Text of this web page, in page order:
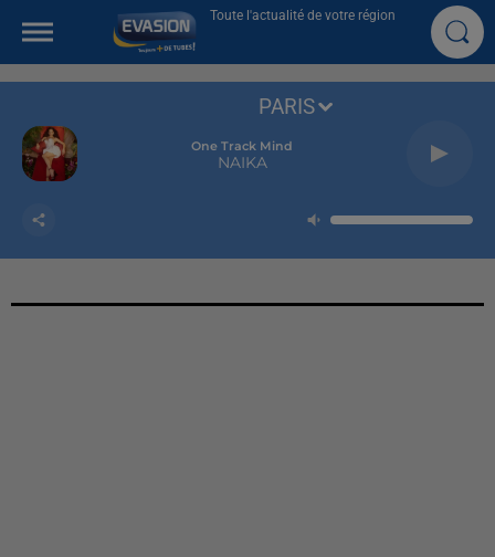
Toute l'actualité de votre région
One Track Mind
NAIKA
PARIS